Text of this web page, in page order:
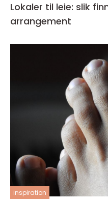
Lokaler til leie: slik
arrangement
inspiration